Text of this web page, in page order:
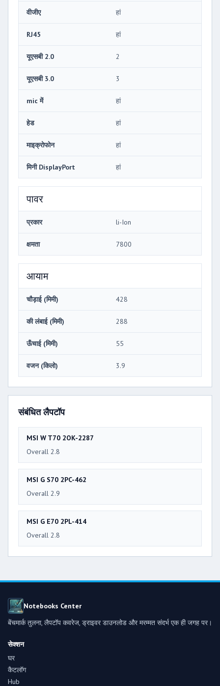
वीजीए हां
RJ45 हां
यूएसबी 2.0 2
यूएसबी 3.0 3
mic में हां
हेड हां
माइक्रोफोन हां
मिनी DisplayPort हां
पावर
प्रकार li-Ion
क्षमता 7800
आयाम
चौड़ाई (मिमी) 428
की लंबाई (मिमी) 288
ऊँचाई (मिमी) 55
वजन (किलो) 3.9
संबंधित लैपटॉप
MSI W T70 2OK-2287
Overall 2.8
MSI G S70 2PC-462
Overall 2.9
MSI G E70 2PL-414
Overall 2.8
Notebooks Center
बेंचमार्क तुलना, लैपटॉप कवरेज, ड्राइवर डाउनलोड और मरम्मत संदर्भ एक ही जगह पर।
सेक्शन
घर
कैटलॉग
Hub